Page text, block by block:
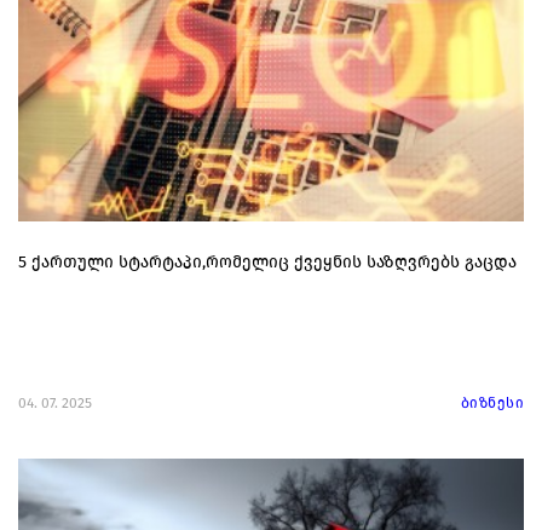
5 ქართული სტარტაპი,რომელიც ქვეყნის საზღვრებს გაცდა
04. 07. 2025 ბიზნესი